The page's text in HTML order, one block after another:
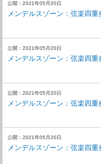
公開：2021年05月20日
メンデルスゾーン：弦楽四
公開：2021年05月20日
メンデルスゾーン：弦楽四重
公開：2021年05月20日
メンデルスゾーン：弦楽四重
公開：2021年05月20日
メンデルスゾーン：弦楽四